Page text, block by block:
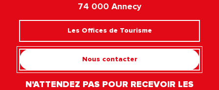
74 000 Annecy
Les Offices de Tourisme
Nous contacter
N'ATTENDEZ PAS POUR RECEVOIR LES